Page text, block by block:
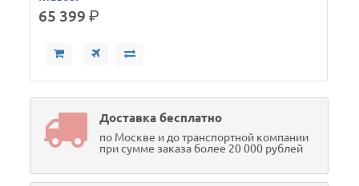
65 399р.
Доставка бесплатно
по Москве и до транспортной компании
при сумме заказа более 20 000 рублей